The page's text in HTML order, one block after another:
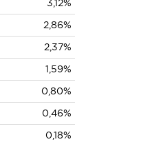
3,12%
2,86%
2,37%
1,59%
0,80%
0,46%
0,18%